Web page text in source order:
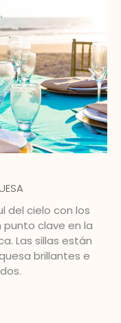
del cielo con los
punto clave en la
Las sillas están
brillantes e